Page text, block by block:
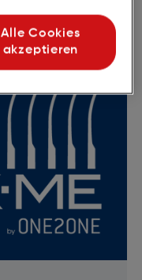
Alle Cookies
akzeptieren